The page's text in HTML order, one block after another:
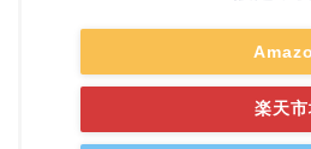
楽天市